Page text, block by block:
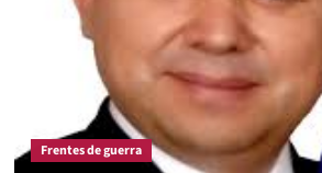
Frentes de guerra